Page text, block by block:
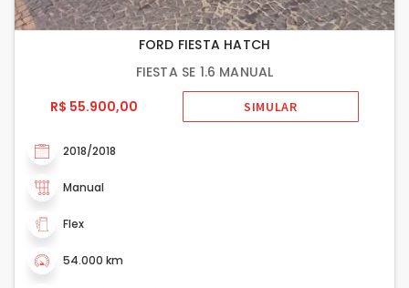
FORD FIESTA HATCH
FIESTA SE 1.6 MANUAL
R$ 55.900,00
SIMULAR
2018/2018
Manual
Flex
54.000 km